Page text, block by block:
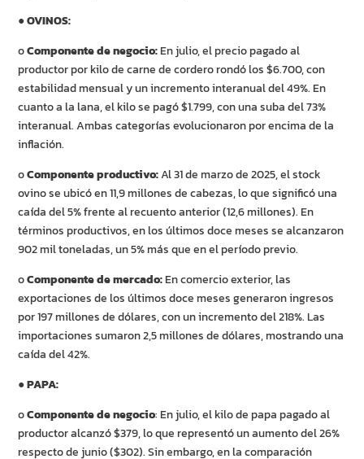
●OVINOS:
oComponente de negocio:En julio, el precio pagado al
productor por kilo de carne de cordero rondó los $6.700, con
estabilidad mensual y un incremento interanual del 49%. En
cuanto a la lana, el kilo se pagó $1.799, con una suba del 73%
interanual. Ambas categorías evolucionaron por encima de la
inflación.
oComponente productivo:Al 31 de marzo de 2025, el stock
ovino se ubicó en 11,9 millones de cabezas, lo que significó una
caída del 5% frente al recuento anterior (12,6 millones). En
términos productivos, en los últimos doce meses se alcanzaron
902 mil toneladas, un 5% más que en el período previo.
oComponente de mercado:En comercio exterior, las
exportaciones de los últimos doce meses generaron ingresos
por 197 millones de dólares, con un incremento del 218%. Las
importaciones sumaron 2,5 millones de dólares, mostrando una
caída del 42%.
●PAPA:
oComponente de negocio: En julio, el kilo de papa pagado al
productor alcanzó $379, lo que representó un aumento del 26%
respecto de junio ($302). Sin embargo, en la comparación